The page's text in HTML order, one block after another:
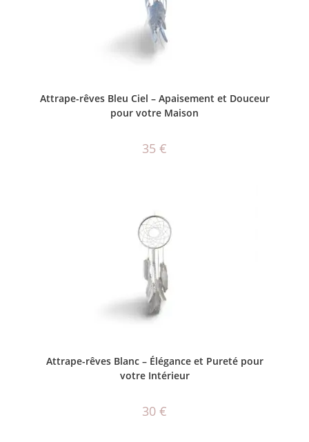
Attrape-rêves Bleu Ciel – Apaisement et Douceur
pour votre Maison
35 €
AJOUTER AU PANIER
Attrape-rêves Blanc – Élégance et Pureté pour
votre Intérieur
30 €